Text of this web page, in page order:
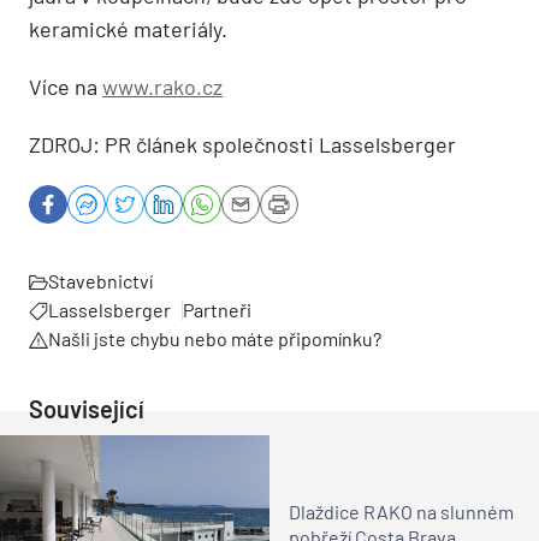
keramické materiály.
Více na www.rako.cz
ZDROJ: PR článek společnosti Lasselsberger
Stavebnictví
Lasselsberger Partneři
Našli jste chybu nebo máte připomínku?
Související
Dlaždice RAKO na slunném